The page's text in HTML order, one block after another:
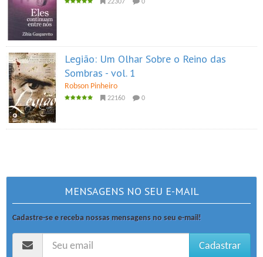
22307 0
Legião: Um Olhar Sobre o Reino das
Sombras - vol. 1
Robson Pinheiro
22160 0
MENSAGENS NO SEU E-MAIL
Cadastre-se e receba nossas mensagens no seu e-mail!
Cadastrar